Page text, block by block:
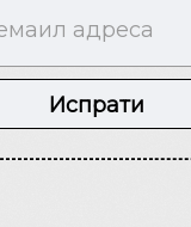
Испрати